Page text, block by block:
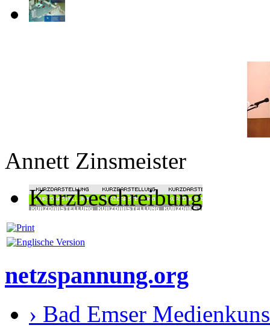
Annett Zinsmeister
Kurzbeschreibung
netzspannung.org
› Bad Emser